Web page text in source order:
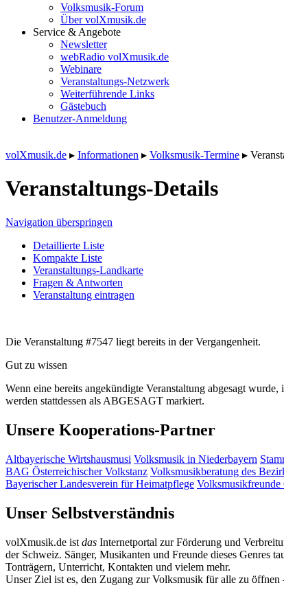
Volksmusik-Forum
Über volXmusik.de
Service & Angebote
Newsletter
webRadio volXmusik.de
Webinare
Veranstaltungs-Netzwerk
Weiterführende Links
Gästebuch
Benutzer-Anmeldung
volXmusik.de ▸ Informationen ▸ Volksmusik-Termine ▸
Veranstaltungs-Details
Navigation überspringen
Detaillierte Liste
Kompakte Liste
Veranstaltungs-Landkarte
Fragen & Antworten
Veranstaltung eintragen
Die Veranstaltung #7547 liegt bereits in der Vergangenheit.
Gut zu wissen
Wenn eine bereits ange­kündigte Veranstaltung abgesagt
werden statt­dessen als ABGESAGT markiert.
Unsere Kooperations-Partner
Altbayerische Wirtshausmusi Volksmusik in Niederbayern
BAG Österreichischer Volkstanz Volksmusikberatung des
Bayerischer Landesverein für Heimatpflege Volksmusikfreunde
Unser Selbstverständnis
volXmusik.de ist das Internetportal zur Förderung und
der Schweiz. Sänger, Musikanten und Freunde dieses Genres
Tonträgern, Unterricht, Kontakten und vielem mehr.
Unser Ziel ist es, den Zugang zur Volksmusik für alle zu